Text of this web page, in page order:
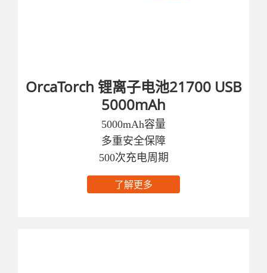
OrcaTorch 锂离子电池21700 USB
5000mAh
5000mAh容量
多重安全保障
500次充电周期
了解更多